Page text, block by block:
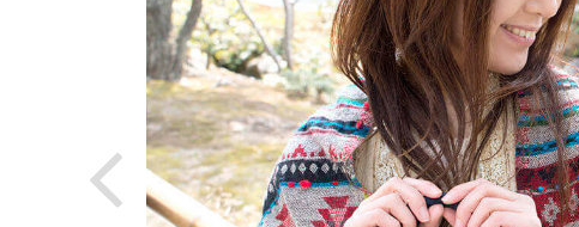
japanゴブラン織り
Glcklicher Kerl